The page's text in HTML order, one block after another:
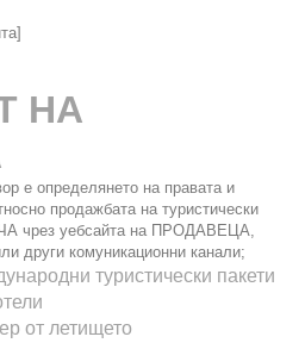
НА
е определянето на правата и
продажбата на туристически
чрез уебсайта на ПРОДАВЕЦА,
други комуникационни канали;
туристически пакети
от летището